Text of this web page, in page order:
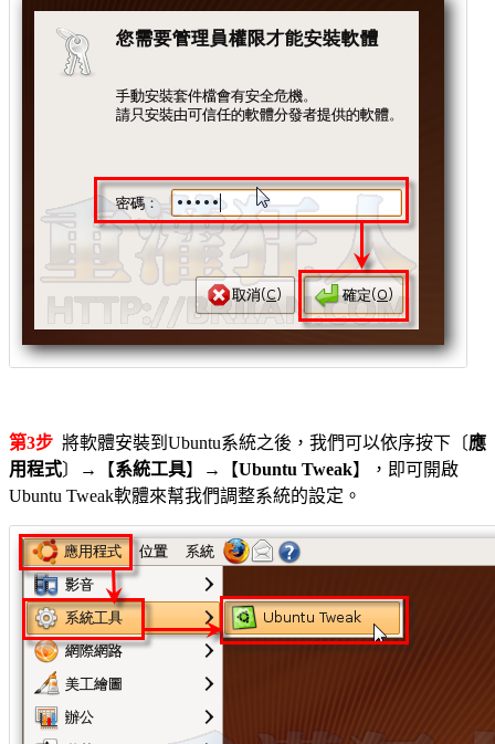
第3步 將軟體安裝到Ubuntu系統之後，我們可以依序按下〔應
用程式〕→【系統工具】→【Ubuntu Tweak】，即可開啟
Ubuntu Tweak軟體來幫我們調整系統的設定。